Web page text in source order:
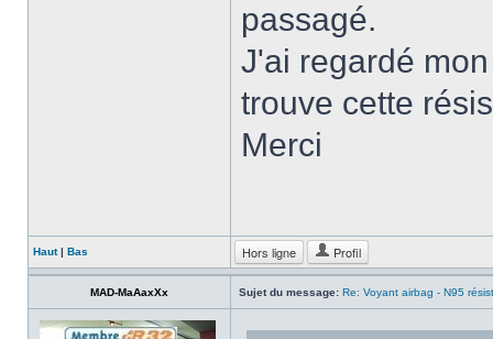
passagé.
J'ai regardé
trouve cette
Merci
Haut| Bas Hors ligne Profil
MAD-MaAaxXx Sujet du message: Re: Voyant airbag - N95